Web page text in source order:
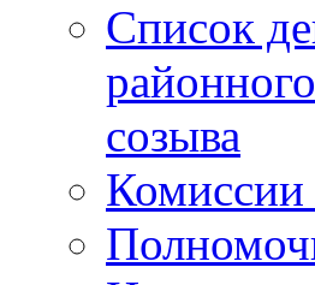
Список
созыва
Комиссии